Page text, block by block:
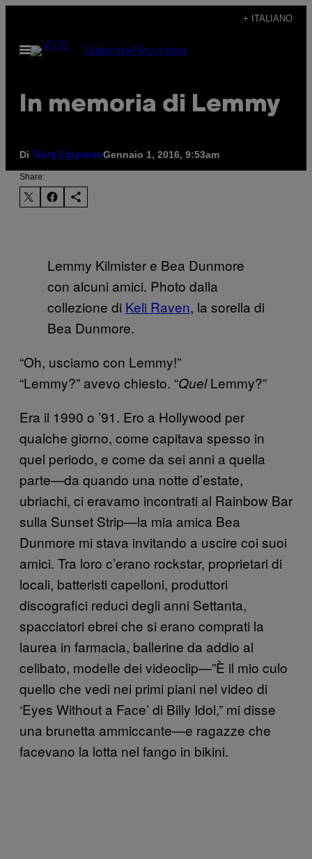
contenuto
+ ITALIANO
Apri
SubscribeNewsletter
In memoria di Lemmy
Di Gary LippmanGennaio 1, 2016, 9:53am
Share:
Lemmy Kilmister e Bea Dunmore
con alcuni amici. Photo dalla
collezione di Keli Raven, la sorella di
Bea Dunmore.
“Oh, usciamo con Lemmy!”
“Lemmy?” avevo chiesto. “QuelLemmy?”
Era il 1990 o ’91. Ero a Hollywood per
qualche giorno, come capitava spesso in
quel periodo, e come da sei anni a quella
parte—da quando una notte d’estate,
ubriachi, ci eravamo incontrati al Rainbow Bar
sulla Sunset Strip—la mia amica Bea
Dunmore mi stava invitando a uscire coi suoi
amici. Tra loro c’erano rockstar, proprietari di
locali, batteristi capelloni, produttori
discografici reduci degli anni Settanta,
spacciatori ebrei che si erano comprati la
laurea in farmacia, ballerine da addio al
celibato, modelle dei videoclip—”È il mio culo
quello che vedi nei primi piani nel video di
‘Eyes Without a Face’ di Billy Idol,” mi disse
una brunetta ammiccante—e ragazze che
facevano la lotta nel fango in bikini.